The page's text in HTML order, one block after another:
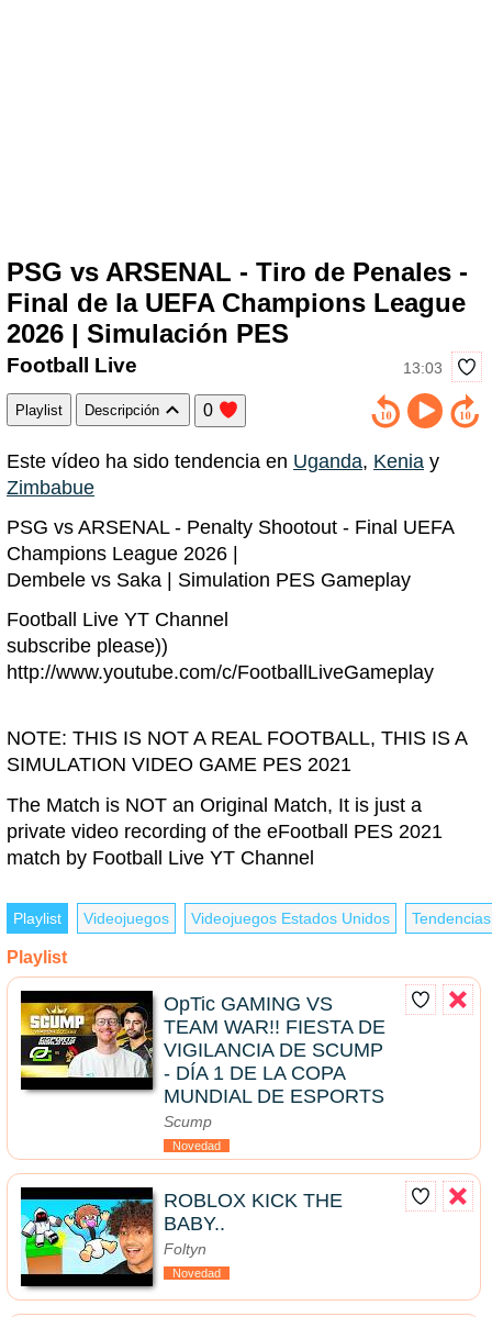
PSG vs ARSENAL - Tiro de Penales -
Final de la UEFA Champions League
2026 | Simulación PES
13:03
Football Live
Playlist Descripción 0
Este vídeo ha sido tendencia en Uganda, Kenia y
Zimbabue
PSG vs ARSENAL - Penalty Shootout - Final UEFA
Champions League 2026 |
Dembele vs Saka | Simulation PES Gameplay
Football Live YT Channel
subscribe please))
http://www.youtube.com/c/FootballLiveGameplay
NOTE: THIS IS NOT A REAL FOOTBALL, THIS IS A
SIMULATION VIDEO GAME PES 2021
The Match is NOT an Original Match, It is just a
private video recording of the eFootball PES 2021
match by Football Live YT Channel
Playlist Videojuegos Videojuegos Estados Unidos
Playlist
OpTic GAMING VS
TEAM WAR!! FIESTA DE
VIGILANCIA DE SCUMP
- DÍA 1 DE LA COPA
MUNDIAL DE ESPORTS
Scump
Novedad
ROBLOX KICK THE
BABY..
Foltyn
Novedad